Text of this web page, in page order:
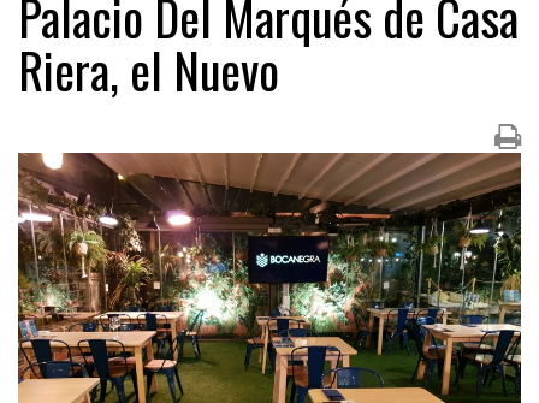
Palacio Del Marqués de Casa
Riera, el Nuevo